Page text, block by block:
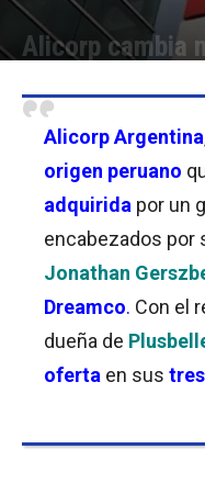
Alicorp cambia
Alicorp Argentina
origen peruano
adquirida por un
encabezados por
Jonathan
Dreamco. Con el
dueña de
oferta en sus